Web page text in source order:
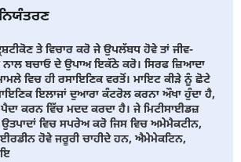
ਤੇ ਵਿਚਾਰ ਕਰੋ ਜੇ ਉਪਲੱਬਧ ਹੋਵੇ ਤਾਂ ਜੀਵ-
ਬਚਾਓ ਦੇ ਉਪਾਅ ਇਕੱਠੇ ਕਰੋ। ਸਿਰਫ ਜ਼ਿਆਦਾ
ਵਿਚ ਹੀ ਰਸਾਇਣਿਕ ਵਰਤੋਂ। ਮਾਇਟ ਕੀੜੇ ਨੂੰ ਛੋਟੇ
ਇਲਾਜਾਂ ਦੁਆਰਾ ਕੰਟਰੋਲ ਕਰਨਾ ਔਖਾ ਹੁੰਦਾ ਹੈ,
ਕਰਨ ਵਿੱਚ ਮਦਦ ਕਰਦਾ ਹੈ। ਜੇ ਮਿਟੀਸਾਈਡਜ਼
ਵਿਚ ਸਪਰੇਅ ਕਰੋ ਜਿਸ ਵਿਚ ਅਮੇਮੈਕਟੀਨ,
ਹੋਵੇ ਜਰੂਰੀ ਚਾਹੀਦੇ ਹਨ, ਐਮੇਮੇਕਟਿਨ,